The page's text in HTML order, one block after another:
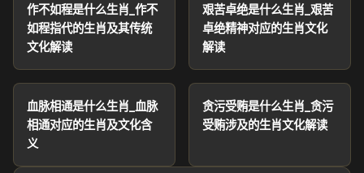
作不如程是什么生肖_作不
如程指代的生肖及其传统
文化解读
艰苦卓绝是什么生肖_艰苦
卓绝精神对应的生肖文化
解读
血脉相通是什么生肖_血脉
相通对应的生肖及文化含
义
贪污受贿是什么生肖_贪污
受贿涉及的生肖文化解读